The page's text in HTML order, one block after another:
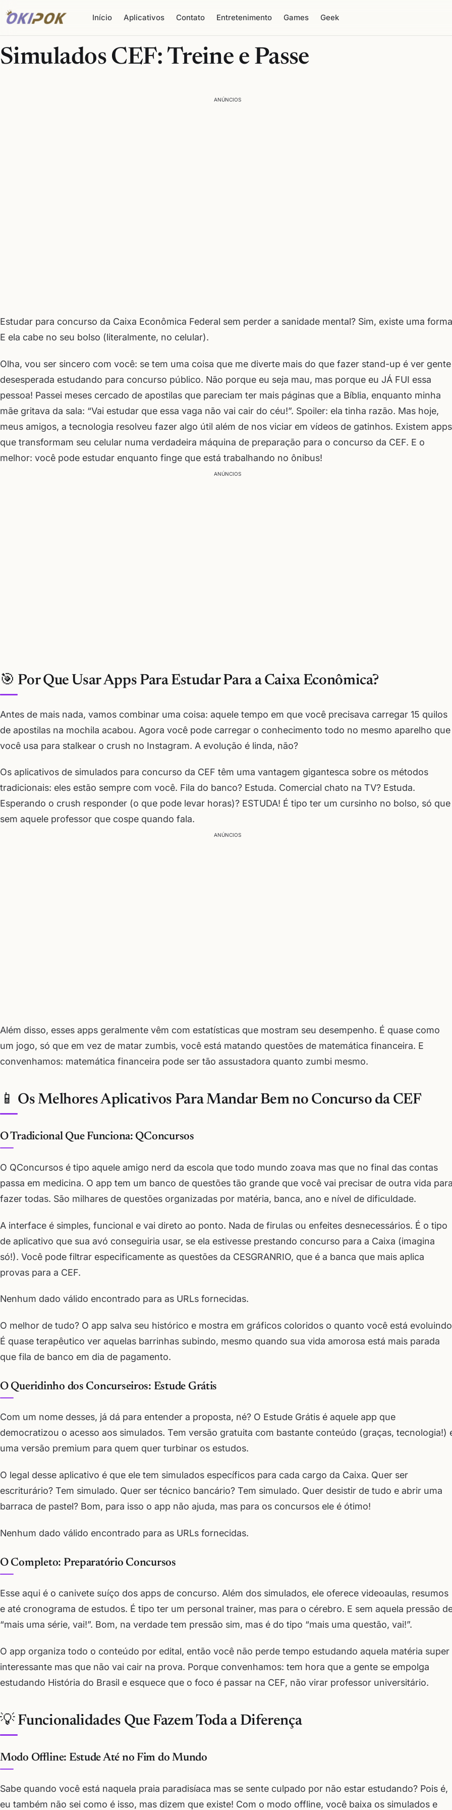
Início Aplicativos Contato Entretenimento Games Geek
Simulados CEF: Treine e Passe
ANÚNCIOS
Estudar para concurso da Caixa Econômica Federal sem perder a sanidade mental? Sim, existe uma
E ela cabe no seu bolso (literalmente, no celular).
Olha, vou ser sincero com você: se tem uma coisa que me diverte mais do que fazer stand-up é ver gente
desesperada estudando para concurso público. Não porque eu seja mau, mas porque eu JÁ FUI essa
pessoa! Passei meses cercado de apostilas que pareciam ter mais páginas que a Bíblia, enquanto minha
mãe gritava da sala: “Vai estudar que essa vaga não vai cair do céu!”. Spoiler: ela tinha razão. Mas hoje,
meus amigos, a tecnologia resolveu fazer algo útil além de nos viciar em vídeos de gatinhos. Existem apps
que transformam seu celular numa verdadeira máquina de preparação para o concurso da CEF. E o
melhor: você pode estudar enquanto finge que está trabalhando no ônibus!
ANÚNCIOS
🎯 Por Que Usar Apps Para Estudar Para a Caixa Econômica?
Antes de mais nada, vamos combinar uma coisa: aquele tempo em que você precisava carregar 15 quilos
de apostilas na mochila acabou. Agora você pode carregar o conhecimento todo no mesmo aparelho que
você usa para stalkear o crush no Instagram. A evolução é linda, não?
Os aplicativos de simulados para concurso da CEF têm uma vantagem gigantesca sobre os métodos
tradicionais: eles estão sempre com você. Fila do banco? Estuda. Comercial chato na TV? Estuda.
Esperando o crush responder (o que pode levar horas)? ESTUDA! É tipo ter um cursinho no bolso, só que
sem aquele professor que cospe quando fala.
ANÚNCIOS
Além disso, esses apps geralmente vêm com estatísticas que mostram seu desempenho. É quase como
um jogo, só que em vez de matar zumbis, você está matando questões de matemática financeira. E
convenhamos: matemática financeira pode ser tão assustadora quanto zumbi mesmo.
📱 Os Melhores Aplicativos Para Mandar Bem no Concurso da CEF
O Tradicional Que Funciona: QConcursos
O QConcursos é tipo aquele amigo nerd da escola que todo mundo zoava mas que no final das contas
passa em medicina. O app tem um banco de questões tão grande que você vai precisar de outra vida
fazer todas. São milhares de questões organizadas por matéria, banca, ano e nível de dificuldade.
A interface é simples, funcional e vai direto ao ponto. Nada de firulas ou enfeites desnecessários. É o tipo
de aplicativo que sua avó conseguiria usar, se ela estivesse prestando concurso para a Caixa (imagina
só!). Você pode filtrar especificamente as questões da CESGRANRIO, que é a banca que mais aplica
provas para a CEF.
Nenhum dado válido encontrado para as URLs fornecidas.
O melhor de tudo? O app salva seu histórico e mostra em gráficos coloridos o quanto você está
É quase terapêutico ver aquelas barrinhas subindo, mesmo quando sua vida amorosa está mais parada
que fila de banco em dia de pagamento.
O Queridinho dos Concurseiros: Estude Grátis
Com um nome desses, já dá para entender a proposta, né? O Estude Grátis é aquele app que
democratizou o acesso aos simulados. Tem versão gratuita com bastante conteúdo (graças, tecnologia!)
uma versão premium para quem quer turbinar os estudos.
O legal desse aplicativo é que ele tem simulados específicos para cada cargo da Caixa. Quer ser
escriturário? Tem simulado. Quer ser técnico bancário? Tem simulado. Quer desistir de tudo e abrir uma
barraca de pastel? Bom, para isso o app não ajuda, mas para os concursos ele é ótimo!
Nenhum dado válido encontrado para as URLs fornecidas.
O Completo: Preparatório Concursos
Esse aqui é o canivete suíço dos apps de concurso. Além dos simulados, ele oferece videoaulas, resumos
e até cronograma de estudos. É tipo ter um personal trainer, mas para o cérebro. E sem aquela pressão
“mais uma série, vai!”. Bom, na verdade tem pressão sim, mas é do tipo “mais uma questão, vai!”.
O app organiza todo o conteúdo por edital, então você não perde tempo estudando aquela matéria super
interessante mas que não vai cair na prova. Porque convenhamos: tem hora que a gente se empolga
estudando História do Brasil e esquece que o foco é passar na CEF, não virar professor universitário.
💡 Funcionalidades Que Fazem Toda a Diferença
Modo Offline: Estude Até no Fim do Mundo
Sabe quando você está naquela praia paradisíaca mas se sente culpado por não estar estudando? Pois é,
eu também não sei como é isso, mas dizem que existe! Com o modo offline, você baixa os simulados e